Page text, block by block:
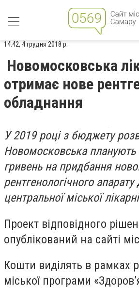
14:42, 4 грудня 2018 р.
Новомосковська
отримає нове
обладнання
У 2019 році з бюджету
Новомосковська планують
гривень на придбання
рентгенологічного апарату
центральної міської
Проект відповідного
опублікований на сайті
Кошти виділять в рамках
міської програми